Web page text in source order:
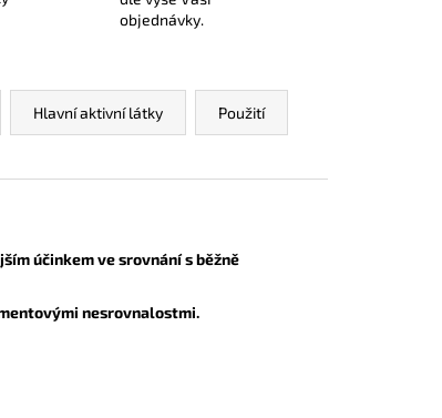
objednávky.
Hlavní aktivní látky Použití
účinkem ve srovnání s běžně
nesrovnalostmi.